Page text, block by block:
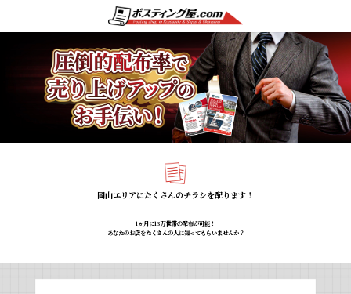
岡山エリアにたくさんのチラシを配ります！
1ヵ月に13万世帯の配布が可能！
あなたのお店をたくさんの人に知ってもらいませんか？